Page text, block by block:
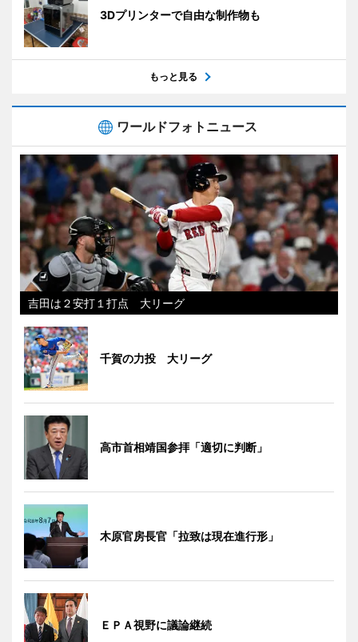
3Dプリンターで自由な制作物も
もっと見る
ワールドフォトニュース
吉田は２安打１打点 大リーグ
千賀の力投 大リーグ
高市首相靖国参拝「適切に判断」
木原官房長官「拉致は現在進行形」
ＥＰＡ視野に議論継続